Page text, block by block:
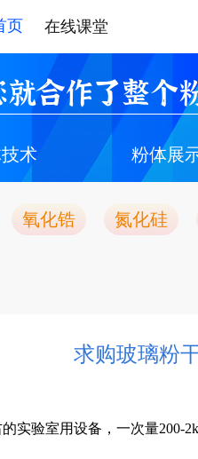
页 在线课堂
合作了整个
术 粉体展
氧化锆 氮化硅
求购玻璃粉
实验室用设备，一次量200-